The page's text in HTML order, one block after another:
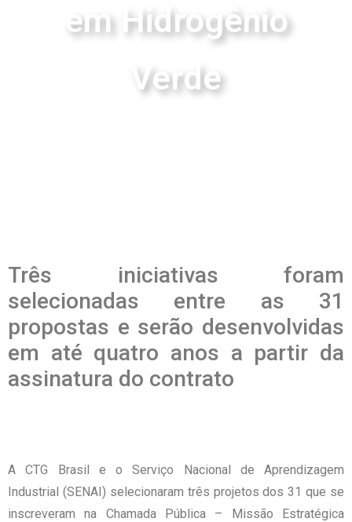
em Hidrogênio
Verde
Três iniciativas foram
selecionadas entre as 31
propostas e serão desenvolvidas
em até quatro anos a partir da
assinatura do contrato
A CTG Brasil e o Serviço Nacional de Aprendizagem
Industrial (SENAI) selecionaram três projetos dos 31 que se
inscreveram na Chamada Pública – Missão Estratégica